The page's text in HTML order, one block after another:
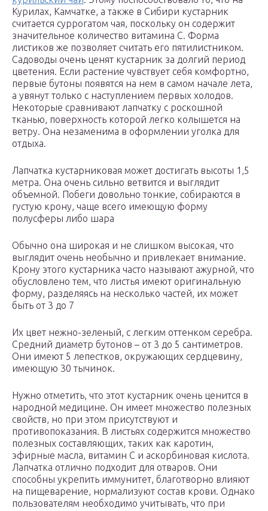
Курилах, Камчатке, а также в Сибири кустарник
считается суррогатом чая, поскольку он содержит
значительное количество витамина С. Форма
листиков же позволяет считать его пятилистником.
Садоводы очень ценят кустарник за долгий период
цветения. Если растение чувствует себя комфортно,
первые бутоны появятся на нем в самом начале лета,
а увянут только с наступлением первых холодов.
Некоторые сравнивают лапчатку с роскошной
тканью, поверхность которой легко колышется на
ветру. Она незаменима в оформлении уголка для
отдыха.
Лапчатка кустарниковая может достигать высоты 1,5
метра. Она очень сильно ветвится и выглядит
объемной. Побеги довольно тонкие, собираются в
густую крону, чаще всего имеющую форму
полусферы либо шара
Обычно она широкая и не слишком высокая, что
выглядит очень необычно и привлекает внимание.
Крону этого кустарника часто называют ажурной, что
обусловлено тем, что листья имеют оригинальную
форму, разделяясь на несколько частей, их может
быть от 3 до 7
Их цвет нежно-зеленый, с легким оттенком серебра.
Средний диаметр бутонов – от 3 до 5 сантиметров.
Они имеют 5 лепестков, окружающих сердцевину,
имеющую 30 тычинок.
Нужно отметить, что этот кустарник очень ценится в
народной медицине. Он имеет множество полезных
свойств, но при этом присутствуют и
противопоказания. В листьях содержится множество
полезных составляющих, таких как каротин,
эфирные масла, витамин С и аскорбиновая кислота.
Лапчатка отлично подходит для отваров. Они
способны укрепить иммунитет, благотворно влияют
на пищеварение, нормализуют состав крови. Однако
пользователям необходимо учитывать, что при